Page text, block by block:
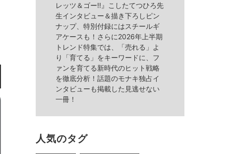
レッツ＆ゴー!!』こしたてつひろ先
生インタビュー＆描き下ろしピン
ナップ、特別付録にはスチールギ
アケースも！さらに2026年上半期
トレンド特集では、「売れる」よ
り「育てる」をキーワードに、フ
ァンを育てる新時代のヒット戦略
を徹底分析！話題のモナキ独占イ
ンタビューも掲載した見逃せない
一冊！
人気のタグ